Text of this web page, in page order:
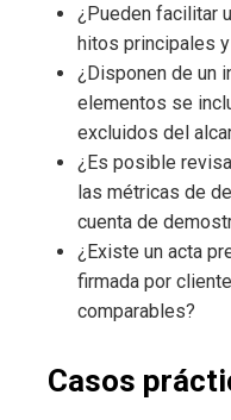
¿Pueden facilitar
hitos principales
¿Disponen de un
elementos se
excluidos del
¿Es posible
las métricas de
cuenta de
¿Existe un acta
firmada por
comparables?
Casos